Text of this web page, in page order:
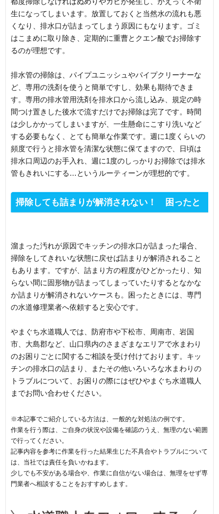
生になってしまいます。放置しておくと当然水の流れも悪
くなり、排水口が詰まってしまう原因にもなります。ゴミ
はこまめに取り除き、定期的に重曹とクエン酸でお掃除す
るのが理想です。
排水管の掃除は、パイプユニッシュやパイプクリーナーな
ど、専用の洗剤を使うと簡単ですし、効果も期待できま
す。専用の排水管用洗剤を排水口から流し込み、規定の時
間つけ置きした後水で流すだけでお掃除は完了です。時間
は少しかかってしまいますが、一生懸命にこすり洗いなど
する必要もなく、とても簡単な作業です。週に1度くらいの
頻度で行うと排水管を清潔な状態に保てますので、日頃は
排水口周辺のお手入れ、週に1度のしっかりお掃除では排水
管もきれいにする…というルーティーンが理想的です。
掃除しても詰まりが解消されない！ 困ったと
溜まった汚れが原因でキッチンの排水口が詰まった場合、
掃除をしてきれいな状態に戻せば詰まりが解消されること
もあります。ですが、詰まり方の程度がひどかったり、知
らない間に固形物が詰まってしまっていたりするとなかな
か詰まりが解消されないケースも。困ったときには、専門
の水道修理業者へ依頼すると安心です。
やまぐち水道職人では、防府市や下松市、周南市、岩国
市、大島郡など、山口県内のさまざまなエリアで水まわり
のお困りごとに関するご相談を受け付けております。キッ
チンの排水口の詰まり、またその他いろいろな水まわりの
トラブルについて、お困りの際にはぜひやまぐち水道職人
までお問い合わせください。
※本記事でご紹介している方法は、一般的な対処法の例です。
作業を行う際は、ご自身の状況や設備を確認のうえ、無理のない範囲
で行ってください。
記事内容を参考に作業を行った結果生じた不具合やトラブルについて
は、当社では責任を負いかねます。
少しでも不安がある場合や、作業に自信がない場合は、無理をせず専
門業者へ相談することをおすすめします。